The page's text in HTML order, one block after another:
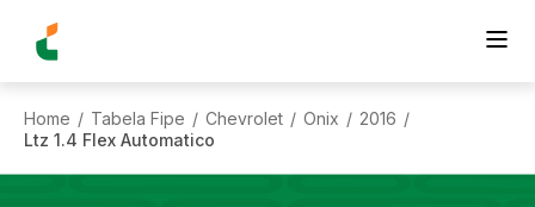
Home / Tabela Fipe / Chevrolet / Onix / 2016 /
Ltz 1.4 Flex Automatico